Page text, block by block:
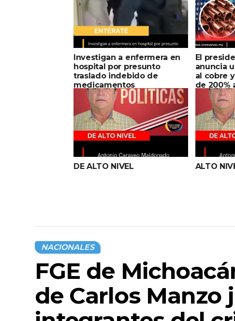
Investigan a enfermera en
hospital por presunto
traslado indebido de
medicamentos
El
anuncia
al cobre
de 200%
DE ALTO NIVEL ALTO
NACIONALES
FGE de
de Carlos